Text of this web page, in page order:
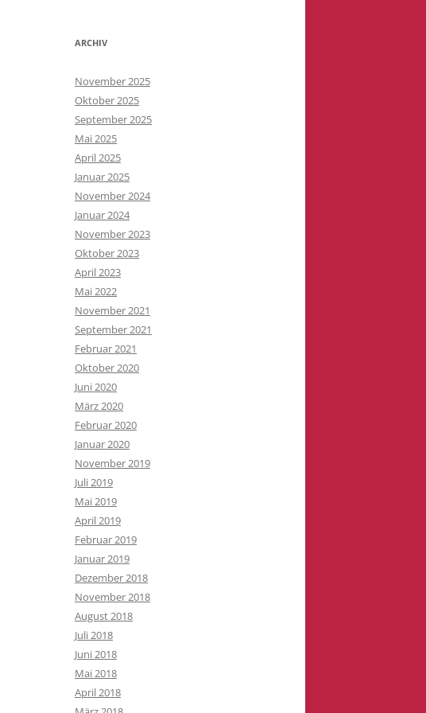
ARCHIV
November 2025
Oktober 2025
September 2025
Mai 2025
April 2025
Januar 2025
November 2024
Januar 2024
November 2023
Oktober 2023
April 2023
Mai 2022
November 2021
September 2021
Februar 2021
Oktober 2020
Juni 2020
März 2020
Februar 2020
Januar 2020
November 2019
Juli 2019
Mai 2019
April 2019
Februar 2019
Januar 2019
Dezember 2018
November 2018
August 2018
Juli 2018
Juni 2018
Mai 2018
April 2018